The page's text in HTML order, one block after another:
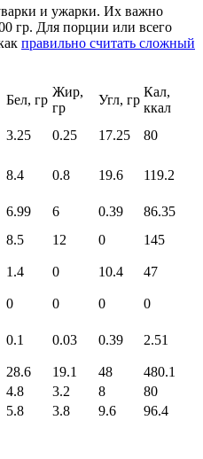
и ужарки. Их важно
гр. Для порции или всего
правильно считать сложный
Бел, гр
Жир,
гр
Угл, гр
Кал,
ккал
3.25 0.25 17.25 80
8.4 0.8 19.6 119.2
6.99 6 0.39 86.35
8.5 12 0 145
1.4 0 10.4 47
0 0 0 0
0.1 0.03 0.39 2.51
28.6 19.1 48
480.1
4.8 3.2 8
80
5.8 3.8 9.6 96.4